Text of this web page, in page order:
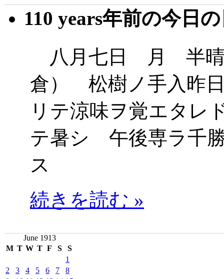
110 years年前の今日
八月七日 月 半晴
倉） 松樹ノ手入昨
リテ涼味ヲ覚エタレ
テ暑シ 午後専ラ千
ス
続きを読む »
June 1913
M T W T F S S
1
2
3 4 5 6 7
8